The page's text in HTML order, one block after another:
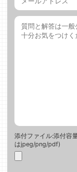
添付ファイル:添付容
はjpeg/png/pdf)